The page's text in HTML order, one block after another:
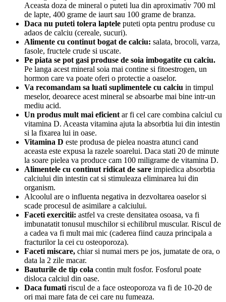
Aceasta doza de mineral o puteti lua din aproximativ 700 ml
de lapte, 400 grame de iaurt sau 100 grame de branza.
Daca nu puteti tolera laptele puteti opta pentru produse cu
adaos de calciu (cereale, sucuri).
Alimente cu continut bogat de calciu: salata, brocoli, varza,
fasole, fructele crude si uscate.
Pe piata se pot gasi produse de soia imbogatite cu calciu.
Pe langa acest mineral soia mai contine si fitoestrogen, un
hormon care va poate oferi o protectie a oaselor.
Va recomandam sa luati suplimentele cu calciu in timpul
meselor, deoarece acest mineral se absoarbe mai bine intr-un
mediu acid.
Un produs mult mai eficientar fi cel care combina calciul cu
vitamina D. Aceasta vitamina ajuta la absorbtia lui din intestin
si la fixarea lui in oase.
Vitamina D este produsa de pielea noastra atunci cand
aceasta este expusa la razele soarelui. Daca stati 20 de minute
la soare pielea va produce cam 100 miligrame de vitamina D.
Alimentele cu continut ridicat de sare impiedica absorbtia
calciului din intestin cat si stimuleaza eliminarea lui din
organism.
Alcoolul are o influenta negativa in dezvoltarea oaselor si
scade procesul de asimilare a calciului.
Faceti exercitii: astfel va creste densitatea osoasa, va fi
imbunatatit tonusul muschilor si echilibrul muscular. Riscul de
a cadea va fi mult mai mic (caderea fiind cauza principala a
fracturilor la cei cu osteoporoza).
Faceti miscare, chiar si numai mers pe jos, jumatate de ora, o
data la 2 zile macar.
Bauturile de tip cola contin mult fosfor. Fosforul poate
disloca calciul din oase.
Daca fumatiriscul de a face osteoporoza va fi de 10-20 de
ori mai mare fata de cei care nu fumeaza.